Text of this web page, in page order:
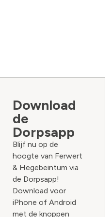
Download
de
Dorpsapp
Blijf nu op de
hoogte van Ferwert
& Hegebeintum via
de Dorpsapp!
Download voor
iPhone of Android
met de knoppen